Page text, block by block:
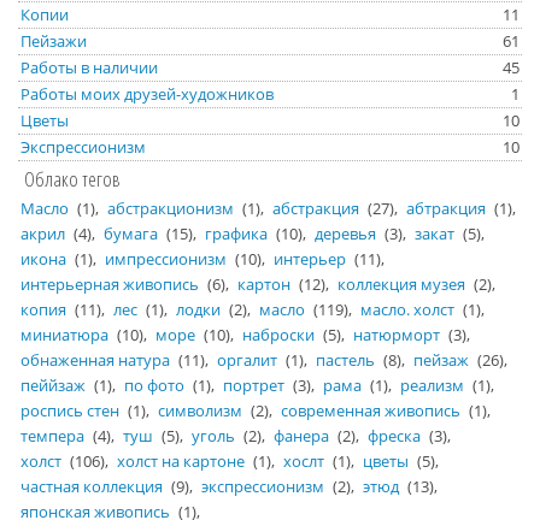
Копии
11
Пейзажи
61
Работы в наличии
45
Работы моих друзей-художников
1
Цветы
10
Экспрессионизм
10
Облако тегов
Масло 1 абстракционизм 1 абстракция 27 абтракция
1
акрил
4 бумага 15 графика 10 деревья 3 закат
5
икона
1 импрессионизм 10 интерьер
11
интерьерная живопись
6 картон 12 коллекция музея
2
копия
11 лес 1 лодки 2 масло 119 масло. холст
1
миниатюра
10 море 10 наброски 5 натюрморт
3
обнаженная натура
11 оргалит 1 пастель 8 пейзаж
26
пеййзаж
1 по фото 1 портрет 3 рама 1 реализм
1
роспись стен
1 символизм 2 современная живопись
1
темпера
4 туш 5 уголь 2 фанера 2 фреска
3
холст
106 холст на картоне 1 хослт 1 цветы
5
частная коллекция
9 экспрессионизм 2 этюд
13
японская живопись
1